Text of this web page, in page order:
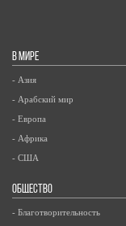
В МИРЕ
- Азия
- Арабский мир
- Европа
- Африка
- США
ОБЩЕСТВО
- Благотворительность